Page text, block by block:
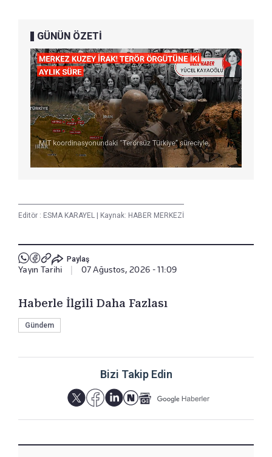
GÜNÜN ÖZETİ
Editör : ESMA KARAYEL Kaynak: HABER MERKEZİ
Paylaş
Yayın Tarihi 07 Ağustos, 2026 - 11:09
Haberle İlgili Daha Fazlası
Gündem
Bizi Takip Edin